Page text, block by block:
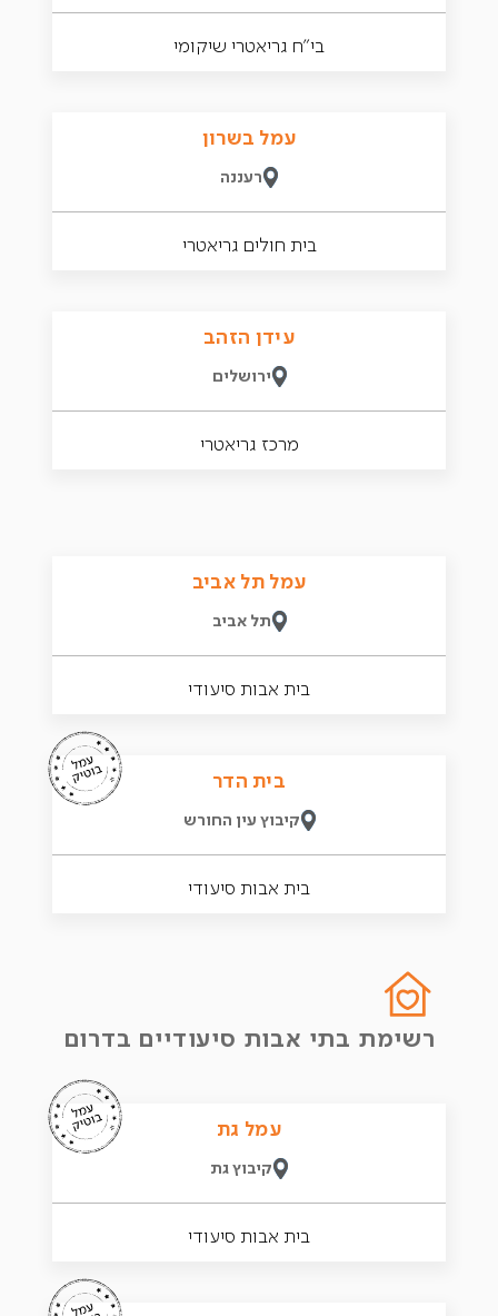
בי״ח גריאטרי שיקומי
עמל בשרון
רעננה
בית חולים גריאטרי
עידן הזהב
ירושלים
מרכז גריאטרי
עמל תל אביב
תל אביב
בית אבות סיעודי
בית הדר
קיבוץ עין החורש
בית אבות סיעודי
רשימת בתי אבות סיעודיים בדרום
עמל גת
קיבוץ גת
בית אבות סיעודי